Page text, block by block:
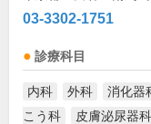
03-3302-1751
診療科目
内科 外科 消化器
こう科
皮膚泌尿器科